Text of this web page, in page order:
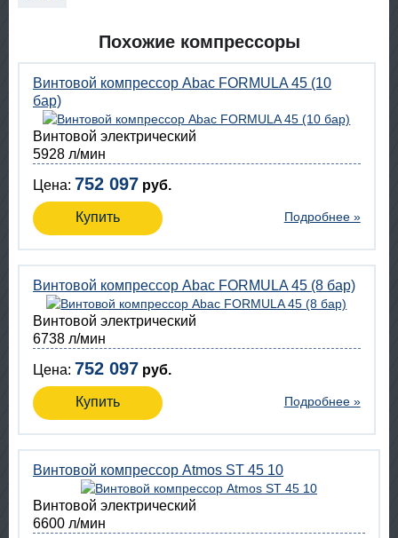
Похожие компрессоры
Винтовой компрессор Abac FORMULA 45 (10
бар)
Винтовой электрический
5928 л/мин
Цена: 752 097 руб.
Купить Подробнее »
Винтовой компрессор Abac FORMULA 45 (8 бар)
Винтовой электрический
6738 л/мин
Цена: 752 097 руб.
Купить Подробнее »
Винтовой компрессор Atmos ST 45 10
Винтовой электрический
6600 л/мин